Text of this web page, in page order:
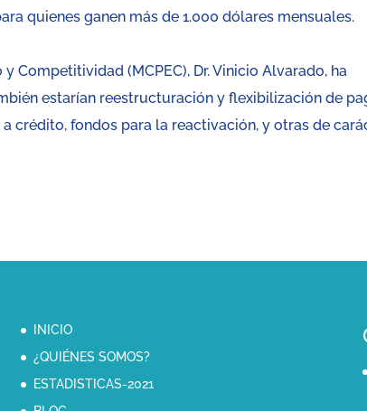
quienes ganen más de 1.000 dólares mensuales.
Competitividad (MCPEC), Dr. Vinicio Alvarado, ha
estarían reestructuración y flexibilización de
crédito, fondos para la reactivación, y otras de
INICIO
¿QUIÉNES SOMOS?
ESTADISTICAS-2021